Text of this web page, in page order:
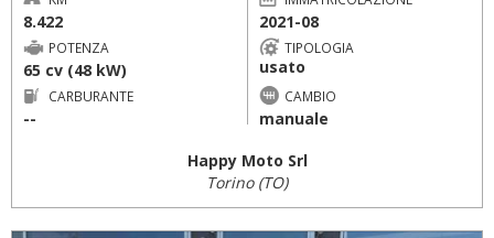
8.422 2021-08
POTENZA
65 cv (48 kW)
TIPOLOGIA
usato
CARBURANTE
--
CAMBIO
manuale
Happy Moto Srl
Torino (TO)